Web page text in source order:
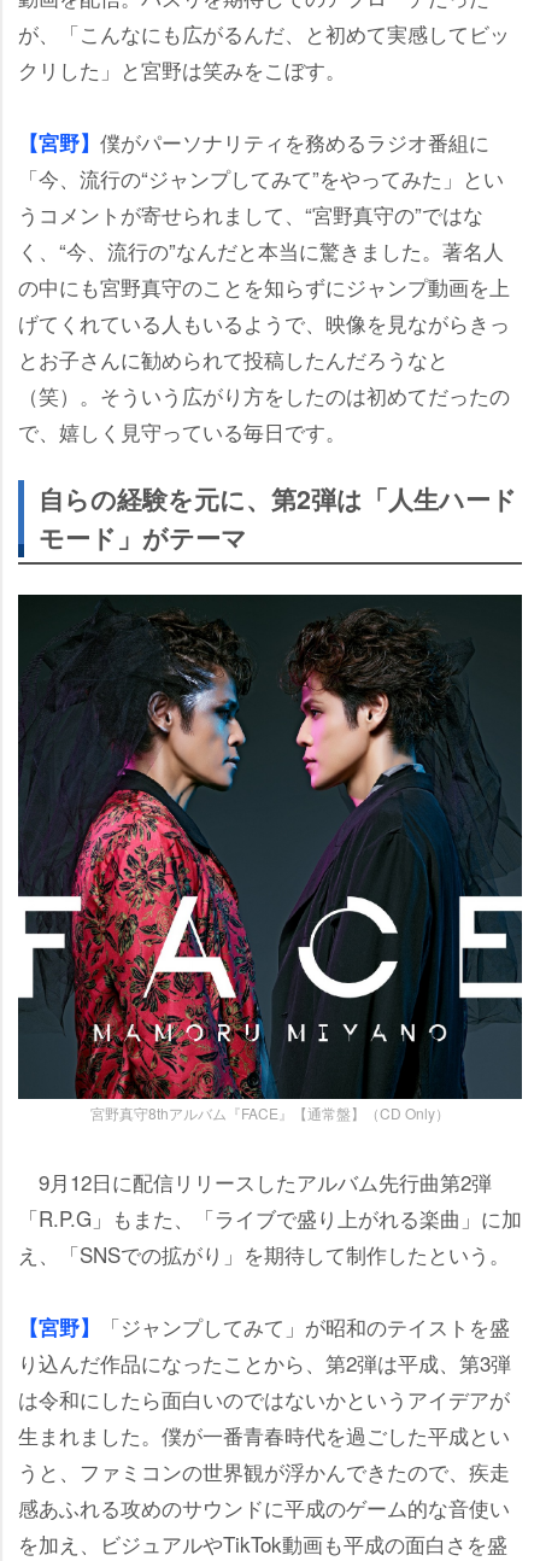
が、「こんなにも広がるんだ、と初めて実感してビッ
クリした」と宮野は笑みをこぼす。
【宮野】 僕がパーソナリティを務めるラジオ番組に
「今、流行の“ジャンプしてみて”をやってみた」とい
うコメントが寄せられまして、“宮野真守の”ではな
く、“今、流行の”なんだと本当に驚きました。著名人
の中にも宮野真守のことを知らずにジャンプ動画を上
げてくれている人もいるようで、映像を見ながらきっ
とお子さんに勧められて投稿したんだろうなと
（笑）。そういう広がり方をしたのは初めてだったの
で、嬉しく見守っている毎日です。
自らの経験を元に、第2弾は「人生ハード
モード」がテーマ
宮野真守8thアルバム『FACE』【通常盤】（CD Only）
9月12日に配信リリースしたアルバム先行曲第2弾
「R.P.G」もまた、「ライブで盛り上がれる楽曲」に加
え、「SNSでの拡がり」を期待して制作したという。
【宮野】
「ジャンプしてみて」が昭和のテイストを盛
り込んだ作品になったことから、第2弾は平成、第3弾
は令和にしたら面白いのではないかというアイデアが
生まれました。僕が一番青春時代を過ごした平成とい
うと、ファミコンの世界観が浮かんできたので、疾走
感あふれる攻めのサウンドに平成のゲーム的な音使い
を加え、ビジュアルやTikTok動画も平成の面白さを盛